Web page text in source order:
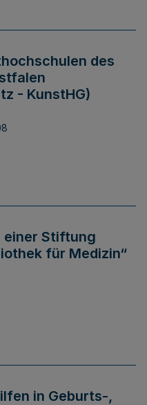
des
- KunstHG)
einer Stiftung
für Medizin“
in Geburts-,